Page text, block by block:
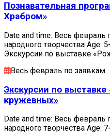
Познавательная
Храбром»
Date and time: Весь февраль
народного творчества Age:
Экскурсии по выставке
Весь февраль по заявкам
Экскурсии по
кружевных»
Date and time: Весь
народного творчества Age: